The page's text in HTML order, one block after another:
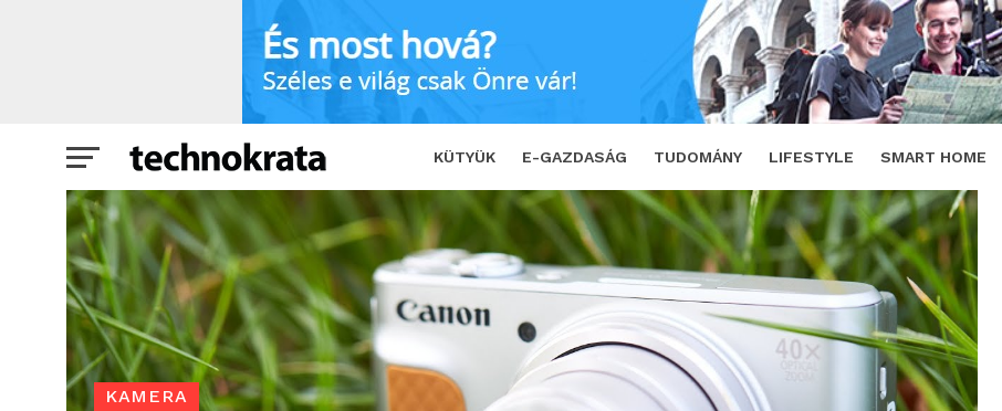
KÜTYÜK E-GAZDASÁG TUDOMÁNY LIFESTYLE SMART HOME
Kompakt, a tenyeredben elfér és gyönyörű képeket készít a Canon legújabb kamerája
KAMERA